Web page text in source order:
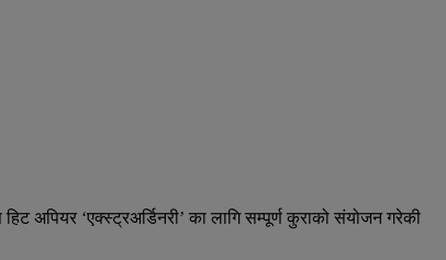
अपियर ‘एक्स्ट्रअर्डिनरी’ का लागि सम्पूर्ण कुराको संयोजन गरेकी